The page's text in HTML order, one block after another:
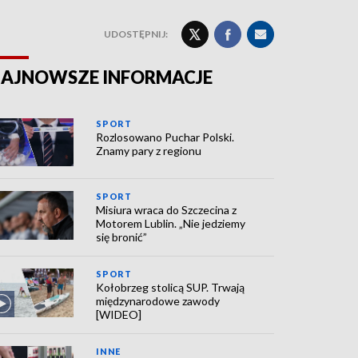
UDOSTĘPNIJ:
INFORMACJE
SPORT
Rozlosowano Puchar Polski.
Znamy pary z regionu
SPORT
Misiura wraca do Szczecina z
Motorem Lublin. „Nie jedziemy
się bronić”
SPORT
Kołobrzeg stolicą SUP. Trwają
międzynarodowe zawody
[WIDEO]
INNE